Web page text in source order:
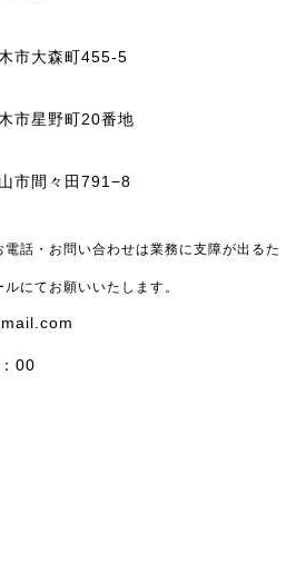
市大森町455-5
市星野町20番地
市間々田791−8
話・お問い合わせは業務に支障が出るた
にてお願いいたします。
00